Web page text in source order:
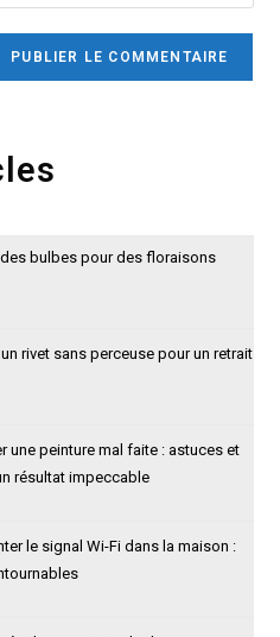
bulbes pour des floraisons
rivet sans perceuse pour un retrait
une peinture mal faite : astuces et
résultat impeccable
le signal Wi-Fi dans la maison :